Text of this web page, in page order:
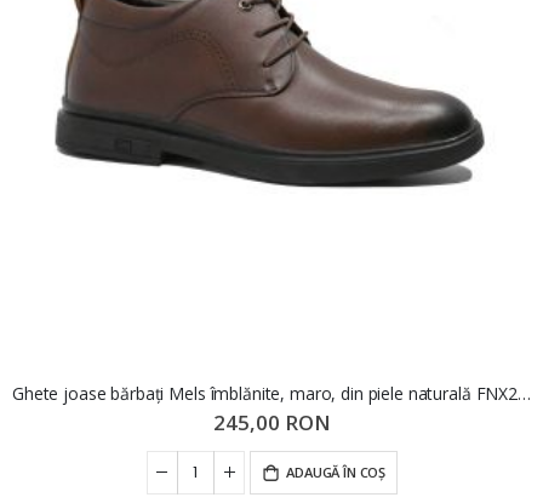
Ghete joase bărbați Mels îmblănite, maro, din piele naturală FNX2633M
245,00 RON
ADAUGĂ ÎN COȘ